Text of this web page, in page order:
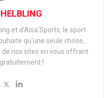
et d'Alsa'Sports, le sport
qu'une seule chose,
nos sites en vous offrant
!